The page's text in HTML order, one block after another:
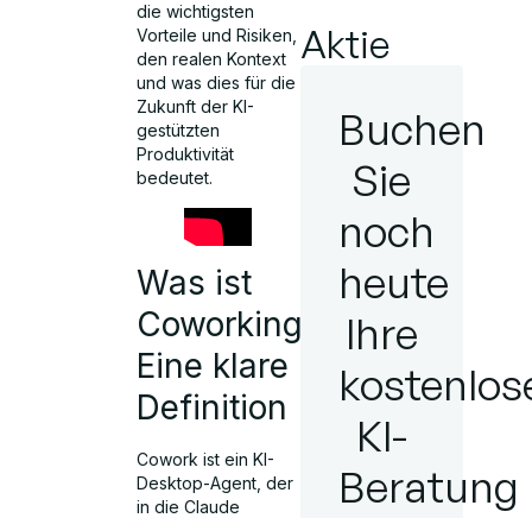
die wichtigsten
Vorteile und Risiken,
den realen Kontext
und was dies für die
Zukunft der KI-
gestützten
Produktivität
bedeutet.
Was ist
Coworking?
Eine klare
Definition
Cowork ist ein KI-
Desktop-Agent, der
in die Claude
Aktie
Buchen
Sie
noch
heute
Ihre
KI-
Beratung